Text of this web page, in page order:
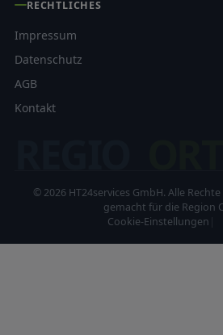
RECHTLICHES
Impressum
Datenschutz
AGB
Kontakt
© 2026 HT24services GmbH. Alle
gemacht für die Region
Cookie-Einstellungen